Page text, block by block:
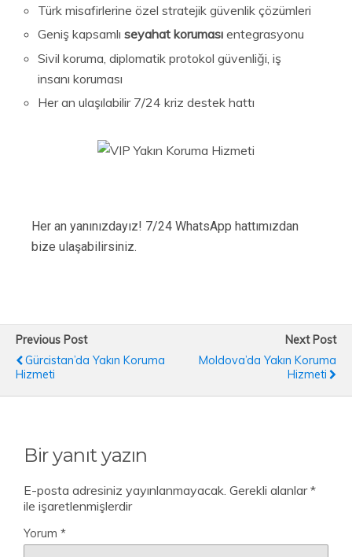
Türk misafirlerine özel stratejik güvenlik çözümleri
Geniş kapsamlıseyahat koruması entegrasyonu
Sivil koruma, diplomatik protokol güvenliği, iş
insanı koruması
Her an ulaşılabilir 7/24 kriz destek hattı
Her an yanınızdayız! 7/24 WhatsApp hattımızdan
bize ulaşabilirsiniz.
Previous Post
Gürcistan’da Yakın Koruma
Hizmeti
Next Post
Moldova’da Yakın Koruma
Hizmeti
Bir yanıt yazın
E-posta adresiniz yayınlanmayacak. Gerekli alanlar*
ile işaretlenmişlerdir
Yorum *